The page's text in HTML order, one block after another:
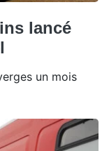
lancé
un mois